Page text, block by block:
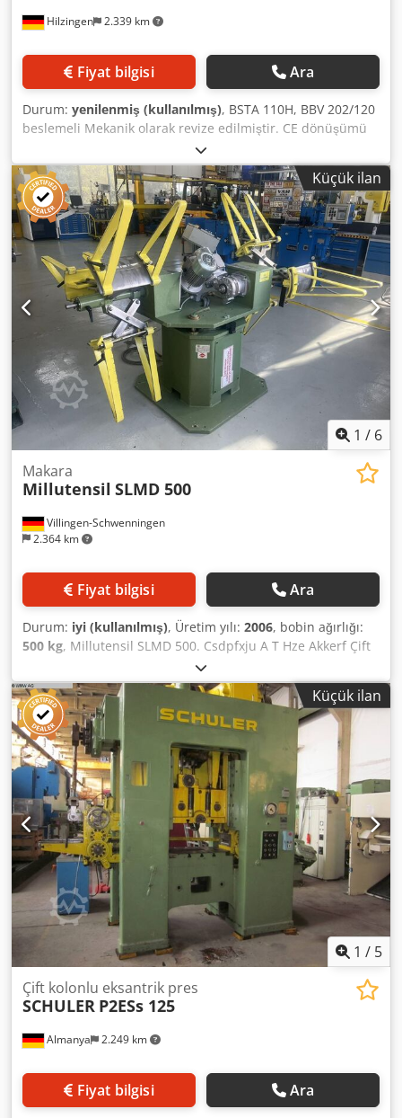
Hilzingen 2.339 km
Fiyat bilgisi Ara
Durum: yenilenmiş (kullanılmış), BSTA 110H, BBV 202/120
beslemeli Mekanik olarak revize edilmiştir. CE dönüşümü
mümkündür. Teklif için bizimle iletişime geçin. Cedpfx
Aeizi Hmskkjrf Arşiv fotoğrafı
Küçük ilan
1 / 6
Villingen-Schwenningen
2.364 km
Makara
Millutensil SLMD 500
Fiyat bilgisi Ara
Durum: iyi (kullanılmış), Üretim yılı: 2006, bobin ağırlığı:
500 kg, Millutensil SLMD 500. Csdpfxju A T Hze Akkerf Çift
açıcı/çift sarıcı. Yük kapasitesi: 2 x 500 kg. İç çapı min. 350
mm, max. 600 mm. Bant genişliği 300 mm'ye kadar. Dış çap
max. 1600 mm. Danfoss yüksek frekans konvertörü. Döngü
kontrolü için sensör. Ölçüler 2000 mm x 2000 mm,
yükseklik 1800 mm. İtalya'da üretildi. Stoktaki diğer
makaralar ve presler: Bruderer, Schaal, Mabu, Bihler,
Schuler, Amada, San Gimignano, Kaiser, EBU...
Küçük ilan
1 / 5
Almanya 2.249 km
Çift kolonlu eksantrik pres
SCHULER P2ESs 125
Fiyat bilgisi Ara